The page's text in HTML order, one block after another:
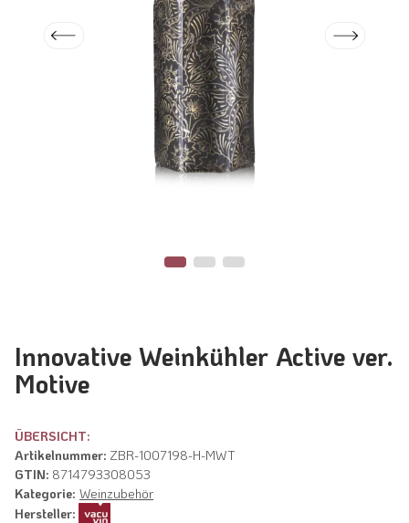
Innovative Weinkühler Active ver.
Motive
ÜBERSICHT:
Artikelnummer: ZBR-1007198-H-MWT
GTIN: 8714793308053
Kategorie: Weinzubehör
Hersteller: